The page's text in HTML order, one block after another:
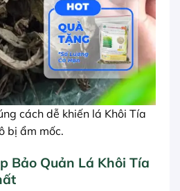
cách dễ khiến lá Khôi Tía
bị ẩm mốc.
Bảo Quản Lá Khôi Tía